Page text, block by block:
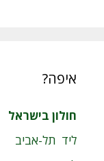
איפה?
חולון בישראל
ליד תל-אביב